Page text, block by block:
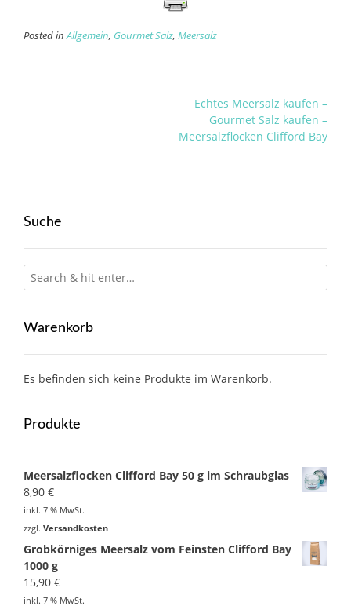
Posted inAllgemein, Gourmet Salz, Meersalz
Echtes Meersalz kaufen –
Gourmet Salz kaufen –
Meersalzflocken Clifford Bay
Suche
Warenkorb
Es befinden sich keine Produkte im Warenkorb.
Produkte
Meersalzflocken Clifford Bay 50 g im Schraubglas
8,90 €
inkl. 7 % MwSt.
zzgl. Versandkosten
Grobkörniges Meersalz vom Feinsten Clifford Bay
1000 g
15,90 €
inkl. 7 % MwSt.